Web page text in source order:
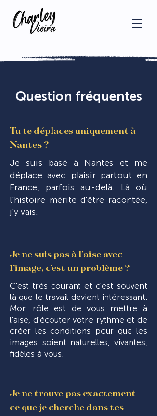
Question fréquentes
Tu te déplaces uniquement à
Nantes ?
Je suis basé à Nantes et me
déplace avec plaisir partout en
France, parfois au-delà. Là où
l'histoire mérite d'être racontée,
j'y vais.
Je ne suis pas à l’aise avec
l’image, c’est un problème ?
C'est très courant et c'est souvent
là que le travail devient intéressant.
Mon rôle est de vous mettre à
l'aise, d'écouter votre rythme et de
créer les conditions pour que les
images soient naturelles, vivantes,
fidèles à vous.
Je ne trouve pas exactement
ce que je cherche dans tes